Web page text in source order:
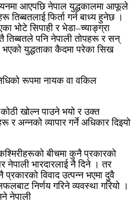
आएपछि नेपाल युद्धकालमा आफूले
फिर्ता गर्न बाध्य हुनेछ ।
भोटे सिपाही र भेडा–च्याङ्ग्रा
तिब्बतले पनि नेपाली तोपहरू र सन्
भएको युद्धताका कैदमा परेका सिख
रूपमा नायक वा वकिल
खोल्न पाउने भयो र उक्त
र अन्नको व्यापार गर्ने अधिकार दिइयो
बीचमा कुनै प्रकारको
नेपाली भारदारलाई नै दिने । तर
प्रकारको विवाद उत्पन्न भएमा दुवै
निर्णय गरिने व्यवस्था गरियो ।
नेपाली